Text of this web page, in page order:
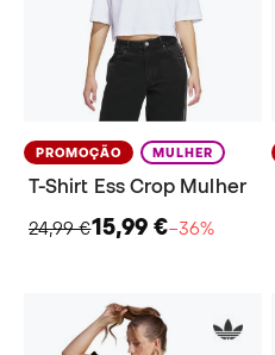
PROMOÇÃO MULHER
T-Shirt Ess Crop Mulher
24,99 €15,99 €−36%